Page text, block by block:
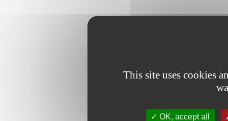
This site uses cookies
OK, accept all